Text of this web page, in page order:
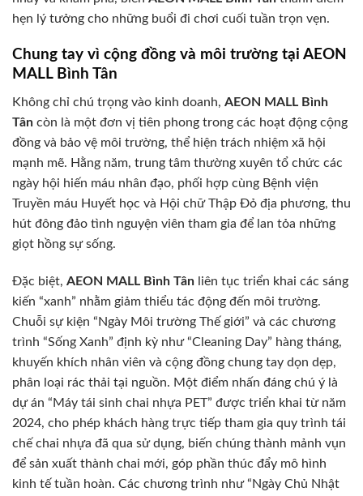
hẹn lý tưởng cho những buổi đi chơi cuối tuần trọn vẹn.
Chung tay vì cộng đồng và môi trường tại AEON
MALL Bình Tân
Không chỉ chú trọng vào kinh doanh, AEON MALL Bình
Tân còn là một đơn vị tiên phong trong các hoạt động cộng
đồng và bảo vệ môi trường, thể hiện trách nhiệm xã hội
mạnh mẽ. Hằng năm, trung tâm thường xuyên tổ chức các
ngày hội hiến máu nhân đạo, phối hợp cùng Bệnh viện
Truyền máu Huyết học và Hội chữ Thập Đỏ địa phương, thu
hút đông đảo tình nguyện viên tham gia để lan tỏa những
giọt hồng sự sống.
Đặc biệt, AEON MALL Bình Tân liên tục triển khai các sáng
kiến “xanh” nhằm giảm thiểu tác động đến môi trường.
Chuỗi sự kiện “Ngày Môi trường Thế giới” và các chương
trình “Sống Xanh” định kỳ như “Cleaning Day” hàng tháng,
khuyến khích nhân viên và cộng đồng chung tay dọn dẹp,
phân loại rác thải tại nguồn. Một điểm nhấn đáng chú ý là
dự án “Máy tái sinh chai nhựa PET” được triển khai từ năm
2024, cho phép khách hàng trực tiếp tham gia quy trình tái
chế chai nhựa đã qua sử dụng, biến chúng thành mảnh vụn
để sản xuất thành chai mới, góp phần thúc đẩy mô hình
kinh tế tuần hoàn. Các chương trình như “Ngày Chủ Nhật